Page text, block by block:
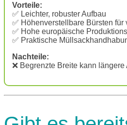
Vorteile:
✅ Leichter, robuster Aufbau
✅ Höhenverstellbare Bürsten für
✅ Hohe europäische
✅ Praktische
Nachteile:
❌ Begrenzte Breite kann